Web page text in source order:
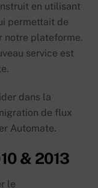
en utilisant
permettait de
notre plateforme.
service est
dans la
de flux
Automate.
& 2013
le